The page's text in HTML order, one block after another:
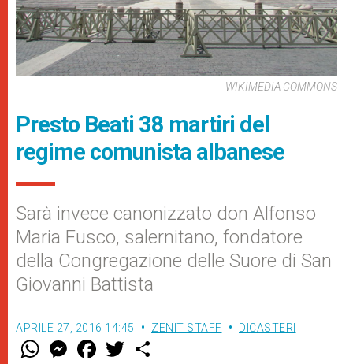
WIKIMEDIA COMMONS
Presto Beati 38 martiri del
regime comunista albanese
Sarà invece canonizzato don Alfonso
Maria Fusco, salernitano, fondatore
della Congregazione delle Suore di San
Giovanni Battista
APRILE 27, 2016 14:45 ZENIT STAFF DICASTERI
W M
e
F
a w